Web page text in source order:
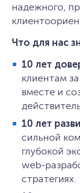
надежного,
Что для нас
10 лет
клиентам
вместе и
10 лет
сильной
глубокой
web-
стратегиях.